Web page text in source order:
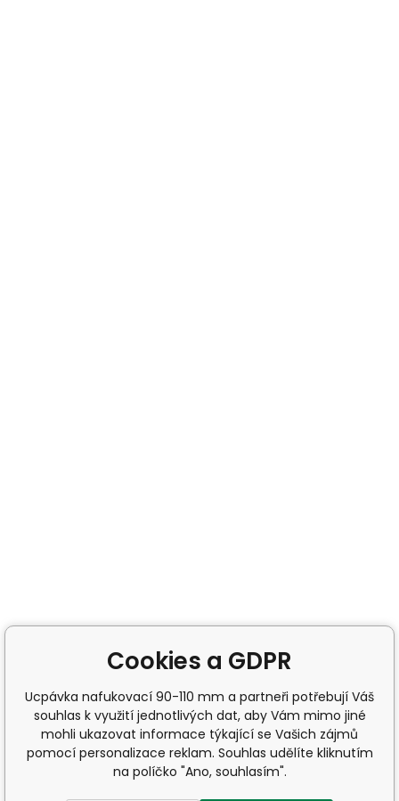
Cookies a GDPR
Ucpávka nafukovací 90-110 mm a partneři potřebují Váš
souhlas k využití jednotlivých dat, aby Vám mimo jiné
mohli ukazovat informace týkající se Vašich zájmů
pomocí personalizace reklam. Souhlas udělíte kliknutím
na políčko "Ano, souhlasím".